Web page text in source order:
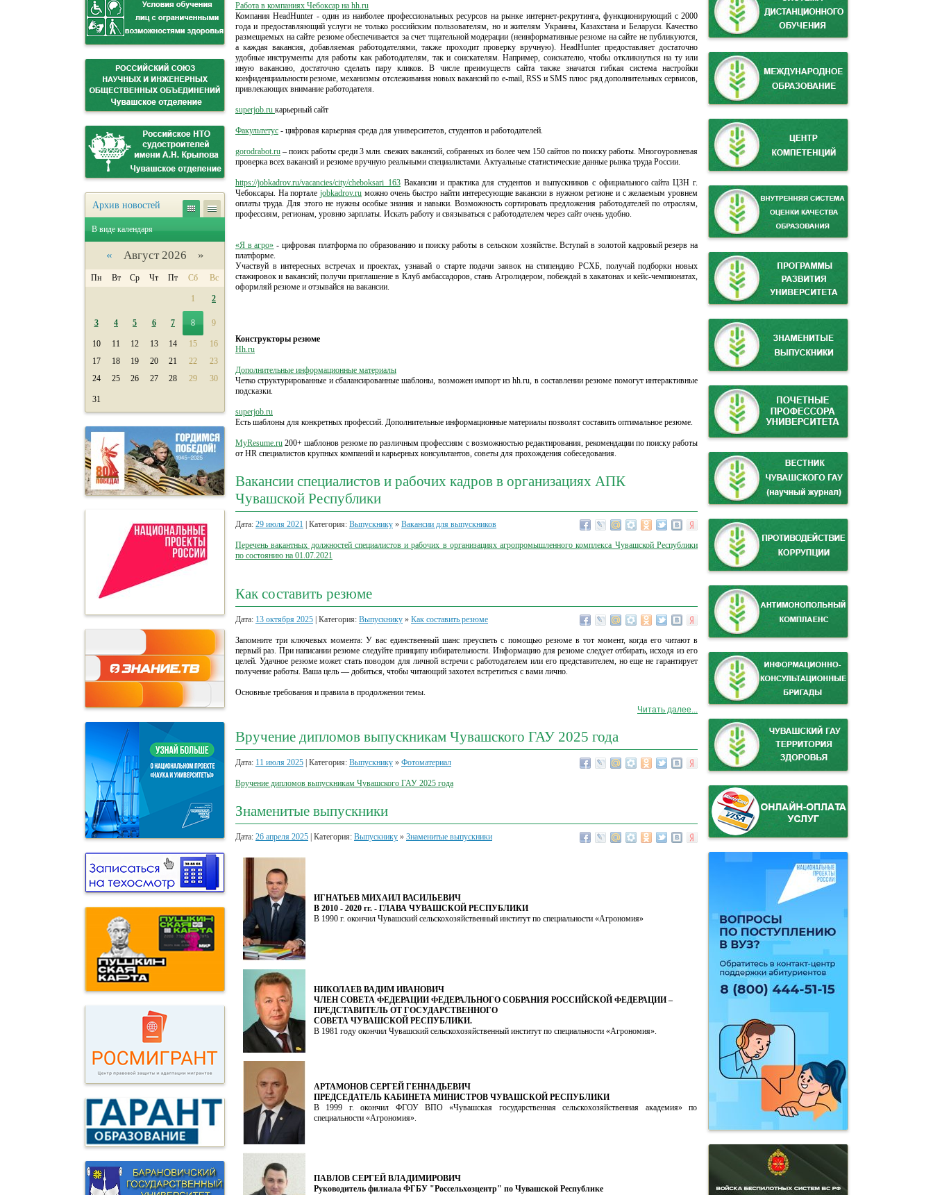
Архив новостей
В виде календаря
« Август 2026 »
Пн Вт Ср Чт Пт Сб Вс
1 2
3 4 5 6 7 8 9
10 11 12 13 14 15
16
17
18 19 20 21 22
23
24
25 26 27 28 29 30
31
Работа в компаниях Чебоксар на hh.ru
Компания HeadHunter - один из наиболее профессиональных ресурсов на рынке интернет-рекрутинга, функционирующий с 2000
года и предоставляющий услуги не только российским пользователям, но и жителям Украины, Казахстана и Беларуси. Качество
размещаемых на сайте резюме обеспечивается за счет тщательной модерации (неинформативные резюме на сайте не публикуются,
а каждая вакансия, добавляемая работодателями, также проходит проверку вручную). HeadHunter предоставляет достаточно
удобные инструменты для работы как работодателям, так и соискателям. Например, соискателю, чтобы откликнуться на ту или
иную вакансию, достаточно сделать пару кликов. В числе преимуществ сайта также значатся гибкая система настройки
конфиденциальности резюме, механизмы отслеживания новых вакансий по e-mail, RSS и SMS плюс ряд дополнительных сервисов,
привлекающих внимание работодателя.
superjob.ru карьерный сайт
Факультетус - цифровая карьерная среда для университетов, студентов и работодателей.
gorodrabot.ru – поиск работы среди 3 млн. свежих вакансий, собранных из более чем 150 сайтов по поиску работы. Многоуровневая
проверка всех вакансий и резюме вручную реальными специалистами. Актуальные статистические данные рынка труда России.
https://jobkadrov.ru/vacancies/city/cheboksari_163 Вакансии и практика для студентов и выпускников с официального сайта ЦЗН г.
Чебоксары. На порталеjobkadrov.ru можно очень быстро найти интересующие вакансии в нужном регионе и с желаемым уровнем
оплаты труда. Для этого не нужны особые знания и навыки. Возможность сортировать предложения работодателей по отраслям,
профессиям, регионам, уровню зарплаты. Искать работу и связываться с работодателем через сайт очень удобно.
«Я в агро» - цифровая платформа по образованию и поиску работы в сельском хозяйстве. Вступай в золотой кадровый резерв на
платформе.
Участвуй в интересных встречах и проектах, узнавай о старте подачи заявок на стипендию РСХБ, получай подборки новых
стажировок и вакансий; получи приглашение в Клуб амбассадоров, стань Агролидером, побеждай в хакатонах и кейс-чемпионатах,
оформляй резюме и отзывайся на вакансии.
Конструкторы резюме
Hh.ru
Дополнительные информационные материалы
Четко структурированные и сбалансированные шаблоны, возможен импорт из hh.ru, в составлении резюме помогут интерактивные
подсказки.
superjob.ru
Есть шаблоны для конкретных профессий. Дополнительные информационные материалы позволят составить оптимальное резюме.
MyResume.ru 200+ шаблонов резюме по различным профессиям с возможностью редактирования, рекомендации по поиску работы
от HR специалистов крупных компаний и карьерных консультантов, советы для прохождения собеседования.
Вакансии специалистов и рабочих кадров в организациях АПК
Чувашской Республики
Дата: 29 июля 2021 | Категория: Выпускнику » Вакансии для выпускников
Перечень вакантных должностей специалистов и рабочих в организациях агропромышленного комплекса Чувашской Республики
по состоянию на 01.07.2021
Как составить резюме
Дата: 13 октября 2025 | Категория: Выпускнику » Как составить резюме
Запомните три ключевых момента: У вас единственный шанс преуспеть с помощью резюме в тот момент, когда его читают в
первый раз. При написании резюме следуйте принципу избирательности. Информацию для резюме следует отбирать, исходя из его
целей. Удачное резюме может стать поводом для личной встречи с работодателем или его представителем, но еще не гарантирует
получение работы. Ваша цель — добиться, чтобы читающий захотел встретиться с вами лично.
Основные требования и правила в продолжении темы.
Читать далее...
Вручение дипломов выпускникам Чувашского ГАУ 2025 года
Дата: 11 июля 2025 | Категория: Выпускнику » Фотоматериал
Вручение дипломов выпускникам Чувашского ГАУ 2025 года
Знаменитые выпускники
Дата: 26 апреля 2025 | Категория: Выпускнику » Знаменитые выпускники
ИГНАТЬЕВ МИХАИЛ ВАСИЛЬЕВИЧ
В 2010 - 2020 гг. - ГЛАВА ЧУВАШСКОЙ РЕСПУБЛИКИ
В 1990 г. окончил Чувашский сельскохозяйственный институт по специальности «Агрономия»
НИКОЛАЕВ ВАДИМ ИВАНОВИЧ
ЧЛЕН СОВЕТА ФЕДЕРАЦИИ ФЕДЕРАЛЬНОГО СОБРАНИЯ РОССИЙСКОЙ ФЕДЕРАЦИИ –
ПРЕДСТАВИТЕЛЬ ОТ ГОСУДАРСТВЕННОГО
СОВЕТА ЧУВАШСКОЙ РЕСПУБЛИКИ.
В 1981 году окончил Чувашский сельскохозяйственный институт по специальности «Агрономия».
АРТАМОНОВ СЕРГЕЙ ГЕННАДЬЕВИЧ
ПРЕДСЕДАТЕЛЬ КАБИНЕТА МИНИСТРОВ ЧУВАШСКОЙ РЕСПУБЛИКИ
В 1999 г. окончил ФГОУ ВПО «Чувашская государственная сельскохозяйственная академия» по
специальности «Агрономия».
ПАВЛОВ СЕРГЕЙ ВЛАДИМИРОВИЧ
Руководитель филиала ФГБУ "Россельхозцентр" по Чувашской Республике